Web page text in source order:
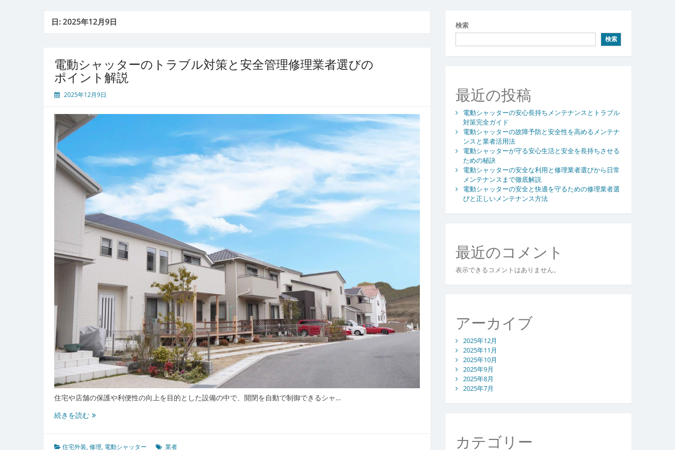
日:2025年12月9日
電動シャッターのトラブル対策と安全管理修理業者選びの
ポイント解説
2025年12月9日
住宅や店舗の保護や利便性の向上を目的とした設備の中で、開閉を自動で制御できるシャ…
続きを読む電
ャ
住宅外装,修理, 電動シャッター 業者
検索
検索
最近の投稿
電動シャッターの安心長持ちメンテナンスとトラブル
対策完全ガイド
電動シャッターの故障予防と安全性を高めるメンテナ
ンスと業者活用法
電動シャッターが守る安心生活と安全を長持ちさせる
ための秘訣
電動シャッターの安全な利用と修理業者選びから日常
メンテナンスまで徹底解説
電動シャッターの安全と快適を守るための修理業者選
びと正しいメンテナンス方法
最近のコメント
表示できるコメントはありません。
アーカイブ
2025年12月
2025年11月
2025年10月
2025年9月
2025年8月
2025年7月
カテゴリー